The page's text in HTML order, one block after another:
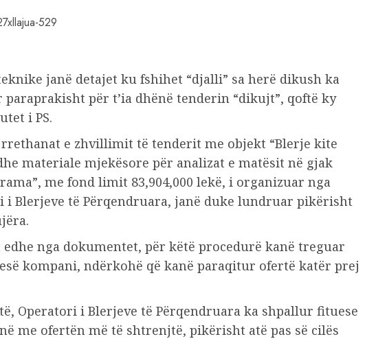
janë detajet ku fshihet “djalli” sa herë dikush ka
paraprakisht për t’ia dhënë tenderin “dikujt”, qoftë ky
i PS.
rrethanat e zhvillimit të tenderit me objekt “Blerje kite
materiale mjekësore për analizat e matësit në gjak
me fond limit 83,904,000 lekë, i organizuar nga
i Blerjeve të Përqendruara, janë duke lundruar pikërisht
edhe nga dokumentet, për këtë procedurë kanë treguar
kompani, ndërkohë që kanë paraqitur ofertë katër prej
Operatori i Blerjeve të Përqendruara ka shpallur fituese
me ofertën më të shtrenjtë, pikërisht atë pas së cilës